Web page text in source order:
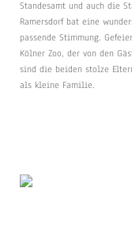
Standesamt und auch die
Ramersdorf bat eine
passende Stimmung.
Kölner Zoo, der von den
sind die beiden stolze
als kleine Familie.